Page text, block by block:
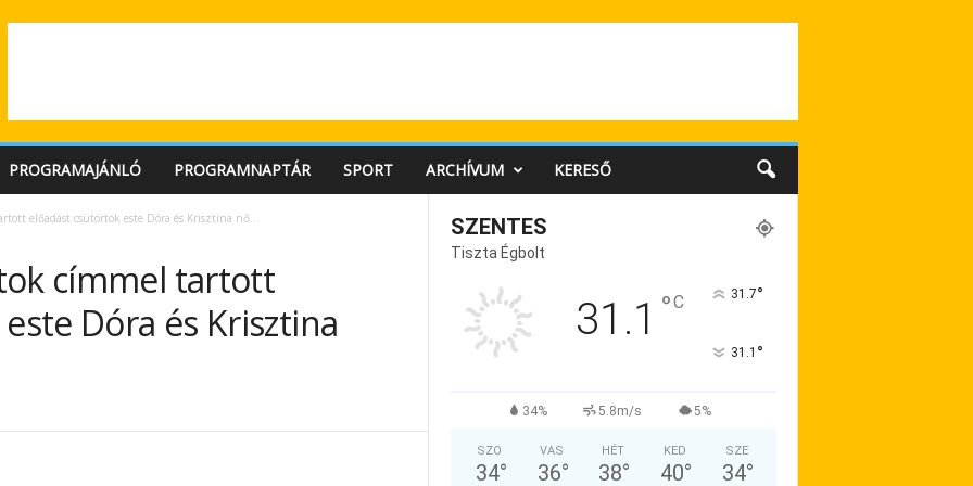
PROGRAMAJÁNLÓ PROGRAMNAPTÁR SPORT ARCHÍVUM KERESŐ
előadást csütörtök este Dóra és Krisztina nő…
címmel tartott
Dóra és Krisztina
SZENTES
Tiszta Égbolt
31.1 °C 31.7°
31.1 °
34% 5.8m/s 5%
SZO
34°
VAS
36°
HÉT
38°
KED
40°
SZE
34°